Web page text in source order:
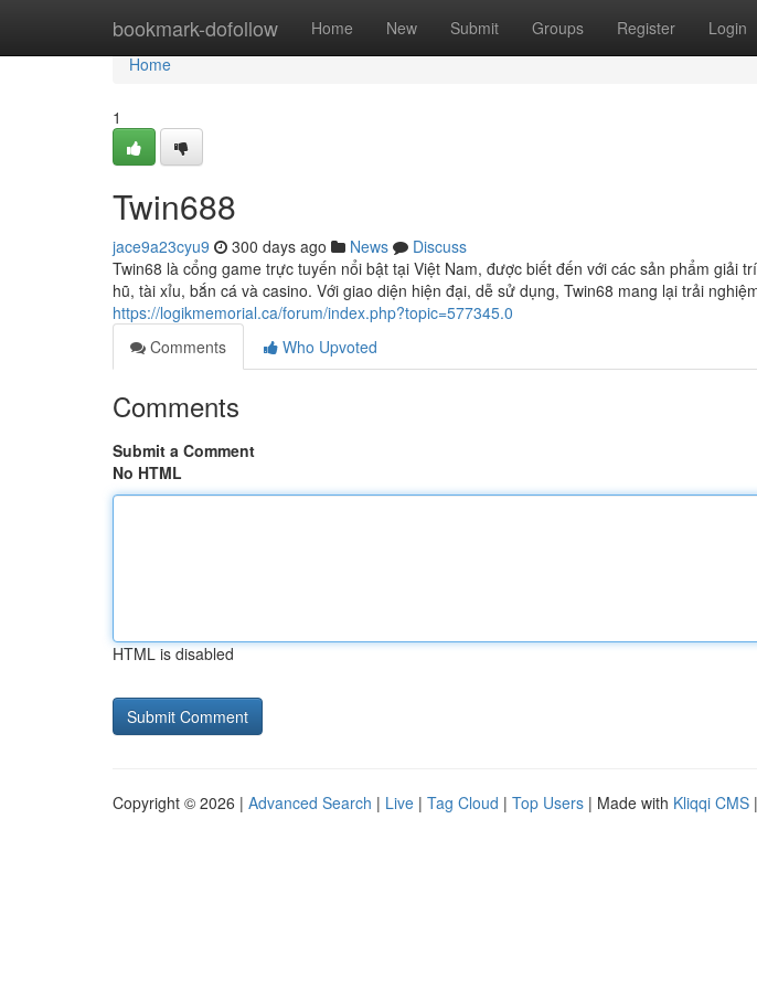
bookmark-dofollow Home New Submit Groups Register Login
Home
Home
1
Twin688
jace9a23cyu9 300 days ago News
Discuss
Twin68 là cổng game trực tuyến nổi bật tại Việt Nam, được biết đến với các sản phẩm giải
hũ, tài xỉu, bắn cá và casino. Với giao diện hiện đại, dễ sử dụng, Twin68 mang lại trải
https://logikmemorial.ca/forum/index.php?topic=577345.0
Comments
Who Upvoted
Comments
Submit a Comment
No HTML
HTML is disabled
Copyright © 2026 | Advanced Search | Live | Tag Cloud | Top Users | Made with Kliqqi CMS |